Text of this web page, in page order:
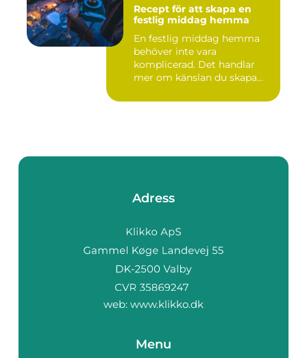
Recept för att skapa en
festlig middag hemma
En festlig middag hemma
behöver inte vara
komplicerad. Det handlar
mer om känslan du skapa...
Adress
web: www.klikko.dk
Menu